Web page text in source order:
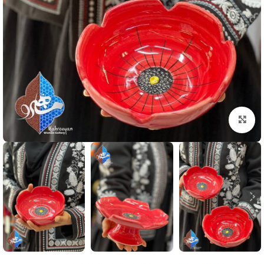
بزرگنمایی تصویر